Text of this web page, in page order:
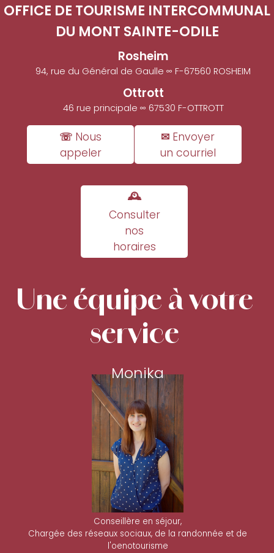
OFFICE DE TOURISME INTERCOMMUNAL
DU MONT SAINTE-ODILE
Rosheim
94, rue du Général de Gaulle ∞ F-67560 ROSHEIM
Ottrott
46 rue principale ∞ 67530 F-OTTROTT
☏ Nous
appeler
✉ Envoyer
un courriel
🕰
Consulter
nos
horaires
Une équipe à votre
service
Monika
Conseillère en séjour,
Chargée des réseaux sociaux, de la randonnée et de
l'oenotourisme